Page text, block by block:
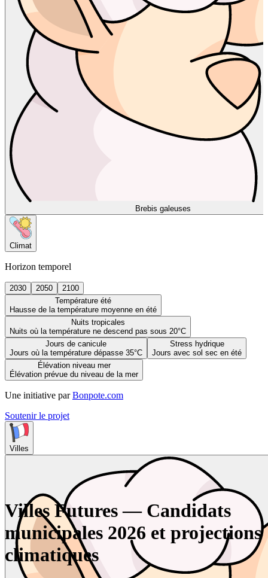
Brebis galeuses
Climat
Horizon temporel
2030 2050
2100
Température été
Hausse de la température moyenne en été
Nuits tropicales
Nuits où la température ne descend pas sous 20°C
Jours de canicule
Jours où la température dépasse 35°C
Stress hydrique
Jours avec sol sec en été
Élévation niveau mer
Élévation prévue du niveau de la mer
Une initiative par Bonpote.com
Soutenir le projet
Villes
Villes Futures — Candidats
municipales 2026 et projections
climatiques